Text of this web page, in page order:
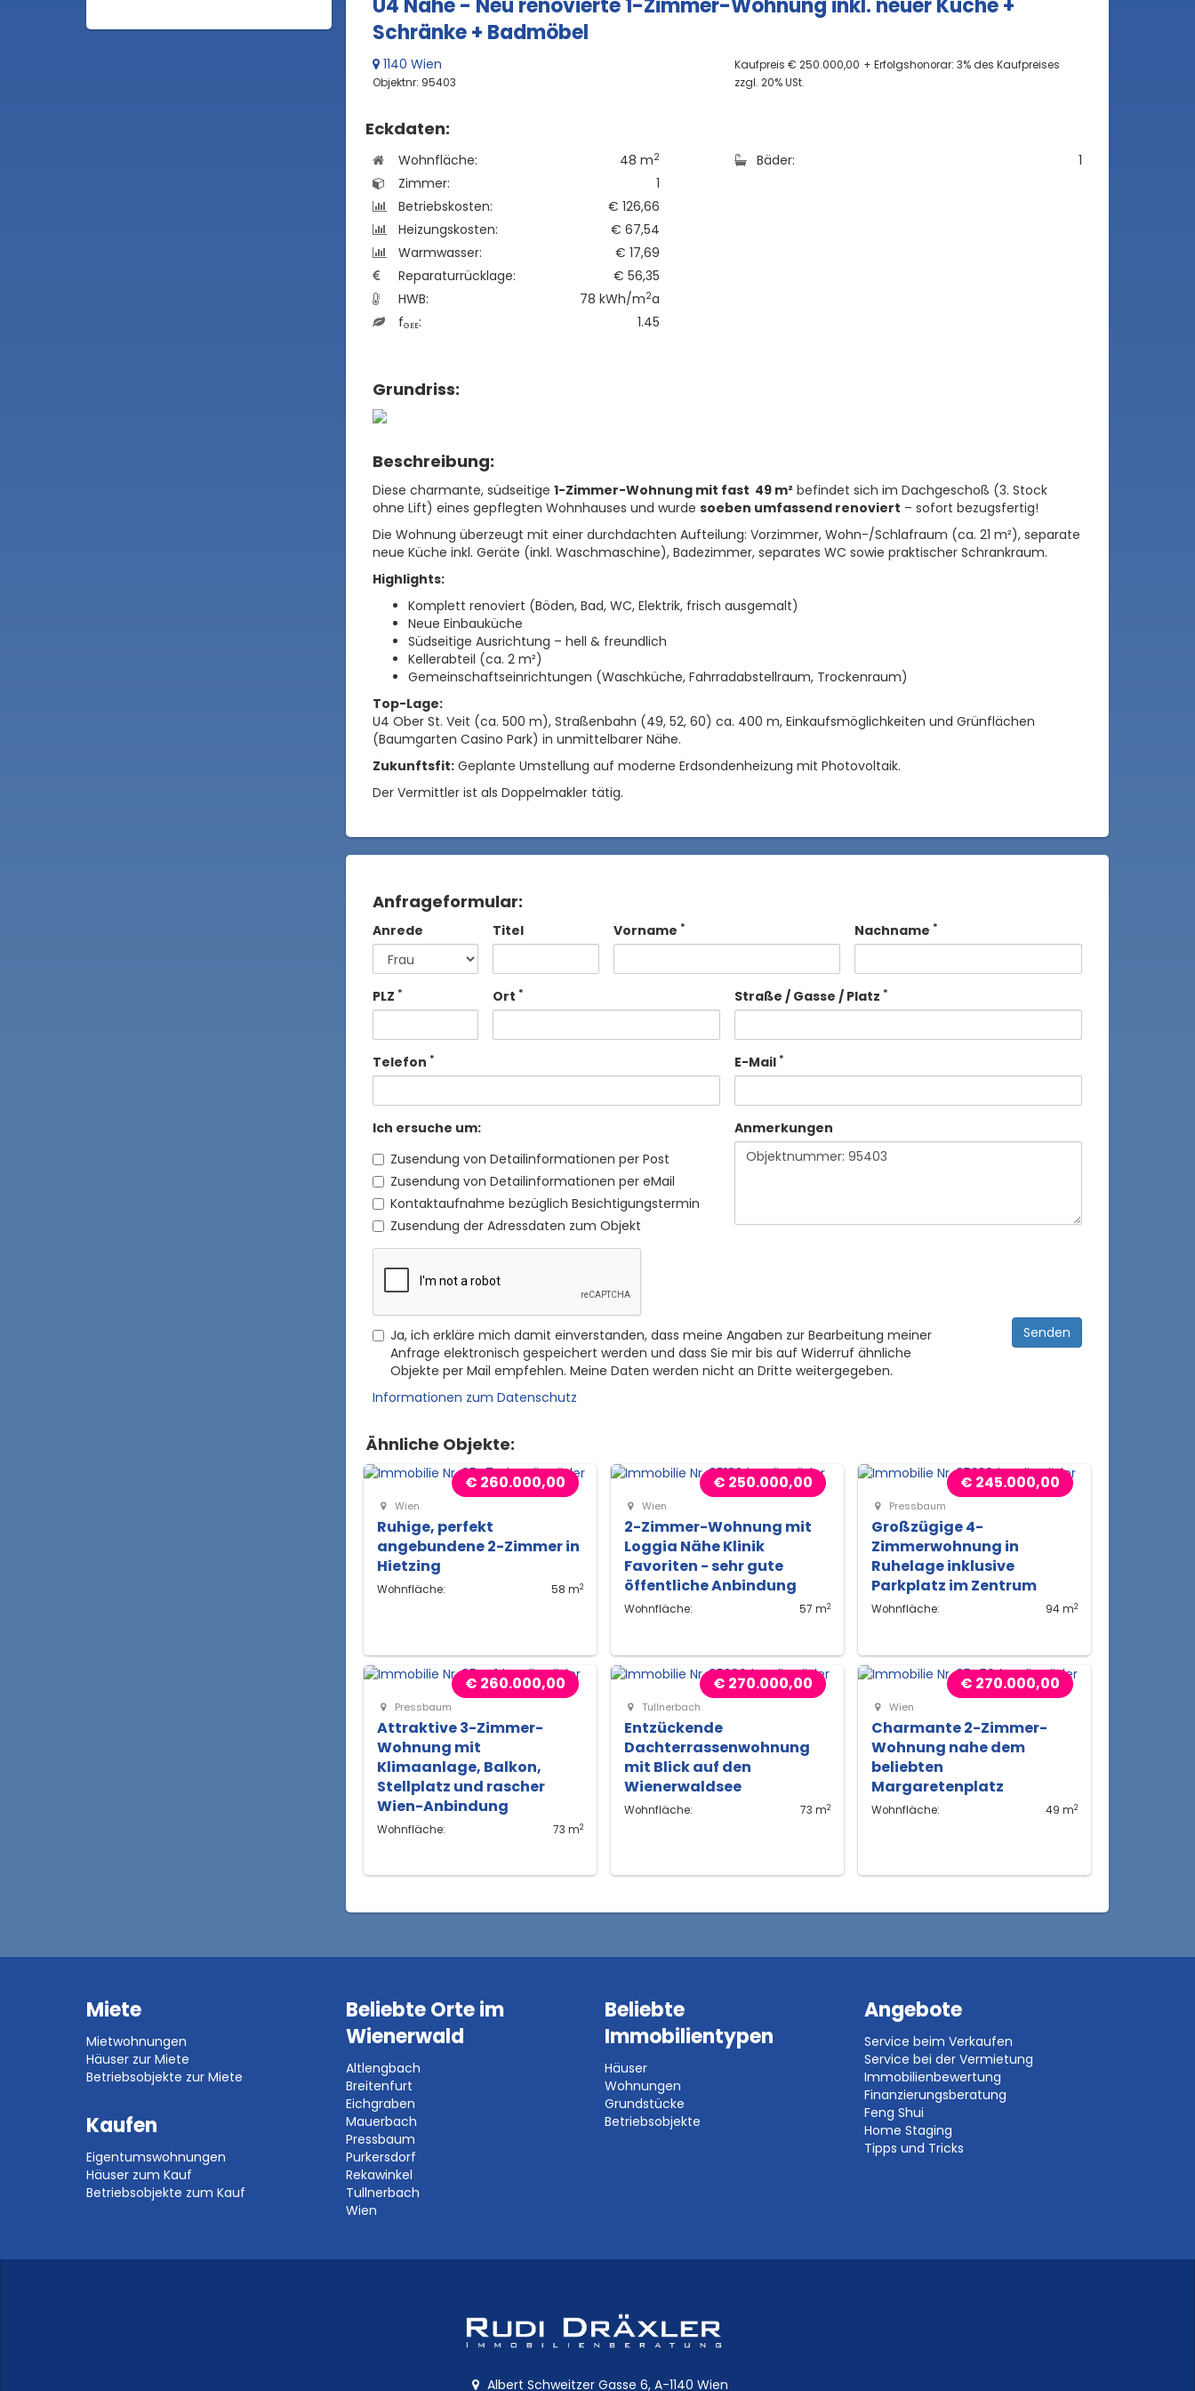
U4 Nähe - Neu renovierte 1-Zimmer-Wohnung inkl. neuer Küche +
Schränke + Badmöbel
1140 Wien
Objektnr: 95403
Kaufpreis € 250.000,00 + Erfolgshonorar: 3% des Kaufpreises
zzgl. 20% USt.
Eckdaten:
Wohnfläche: 48 m2
Zimmer:
1
Betriebskosten:
€ 126,66
Heizungskosten:
€ 67,54
Warmwasser:
€ 17,69
Reparaturrücklage:
€ 56,35
HWB:
78 kWh/m2a
fGEE: 1.45
Bäder: 1
Grundriss:
Beschreibung:
Diese charmante, südseitige 1-Zimmer-Wohnung mit fast 49 m²befindet sich im Dachgeschoß (3. Stock
ohne Lift) eines gepflegten Wohnhauses und wurde soeben umfassend renoviert – sofort bezugsfertig!
Die Wohnung überzeugt mit einer durchdachten Aufteilung: Vorzimmer, Wohn-/Schlafraum (ca. 21 m²), separate
neue Küche inkl. Geräte (inkl. Waschmaschine), Badezimmer, separates WC sowie praktischer Schrankraum.
Highlights:
Komplett renoviert (Böden, Bad, WC, Elektrik, frisch ausgemalt)
Neue Einbauküche
Südseitige Ausrichtung – hell & freundlich
Kellerabteil (ca. 2 m²)
Gemeinschaftseinrichtungen (Waschküche, Fahrradabstellraum, Trockenraum)
Top-Lage:
U4 Ober St. Veit (ca. 500 m), Straßenbahn (49, 52, 60) ca. 400 m, Einkaufsmöglichkeiten und Grünflächen
(Baumgarten Casino Park) in unmittelbarer Nähe.
Zukunftsfit:Geplante Umstellung auf moderne Erdsondenheizung mit Photovoltaik.
Der Vermittler ist als Doppelmakler tätig.
Anfrageformular:
Anrede Titel Vorname * Nachname *
PLZ * Ort * Straße / Gasse / Platz *
Telefon * E-Mail *
Ich ersuche um:
Zusendung von Detailinformationen per Post
Zusendung von Detailinformationen per eMail
Kontaktaufnahme bezüglich Besichtigungstermin
Zusendung der Adressdaten zum Objekt
Anmerkungen
Ja, ich erkläre mich damit einverstanden, dass meine Angaben zur Bearbeitung meiner
Anfrage elektronisch gespeichert werden und dass Sie mir bis auf Widerruf ähnliche
Objekte per Mail empfehlen. Meine Daten werden nicht an Dritte weitergegeben.
Informationen zum Datenschutz
Ähnliche Objekte:
€ 260.000,00
Wien
Ruhige, perfekt
angebundene 2-Zimmer in
Hietzing
Wohnfläche: 58 m2
€ 250.000,00
Wien
2-Zimmer-Wohnung mit
Loggia Nähe Klinik
Favoriten - sehr gute
öffentliche Anbindung
Wohnfläche: 57 m2
€ 245.000,00
Pressbaum
Großzügige 4-
Zimmerwohnung in
Ruhelage inklusive
Parkplatz im Zentrum
Wohnfläche: 94 m2
€ 260.000,00
Pressbaum
Attraktive 3-Zimmer-
Wohnung mit
Klimaanlage, Balkon,
Stellplatz und rascher
Wien-Anbindung
Wohnfläche: 73 m2
€ 270.000,00
Tullnerbach
Entzückende
Dachterrassenwohnung
mit Blick auf den
Wienerwaldsee
Wohnfläche: 73 m2
€ 270.000,00
Wien
Charmante 2-Zimmer-
Wohnung nahe dem
beliebten
Margaretenplatz
Wohnfläche: 49 m2
Miete
Mietwohnungen
Häuser zur Miete
Betriebsobjekte zur Miete
Kaufen
Eigentumswohnungen
Häuser zum Kauf
Betriebsobjekte zum Kauf
Beliebte Orte im
Wienerwald
Altlengbach
Breitenfurt
Eichgraben
Mauerbach
Pressbaum
Purkersdorf
Rekawinkel
Tullnerbach
Wien
Beliebte
Immobilientypen
Häuser
Wohnungen
Grundstücke
Betriebsobjekte
Angebote
Service beim Verkaufen
Service bei der Vermietung
Immobilienbewertung
Finanzierungsberatung
Feng Shui
Home Staging
Tipps und Tricks
Albert Schweitzer Gasse 6, A-1140 Wien